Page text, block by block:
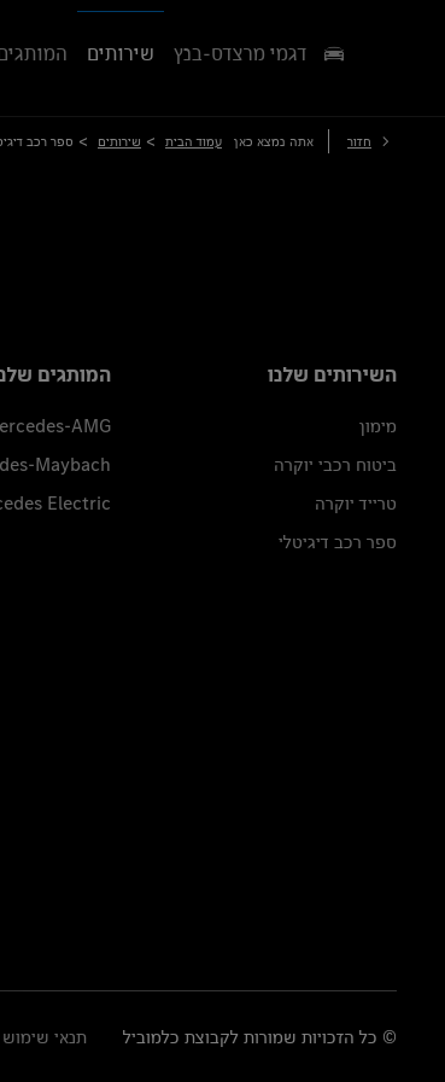
דגמי מרצדס-בנץ שירותים
חזור אתה נמצא כאן עמוד הבית > שירותים > ספר רכב
השירותים שלנו
מימון
ביטוח רכבי יוקרה
טרייד יוקרה
ספר רכב דיגיטלי
המותגים
AMG
Maybach
Electric
© כל הזכויות שמורות לקבוצת כלמוביל תנאי שימוש